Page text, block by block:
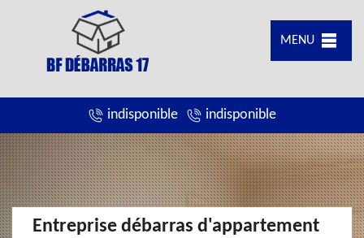
MENU
indisponible indisponible
Entreprise débarras d'appartement